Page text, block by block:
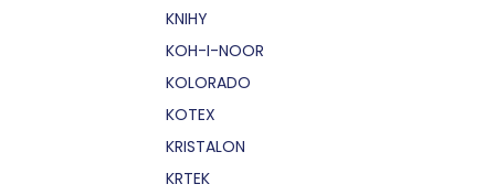
KNIHY
KOH-I-NOOR
KOLORADO
KOTEX
KRISTALON
KRTEK